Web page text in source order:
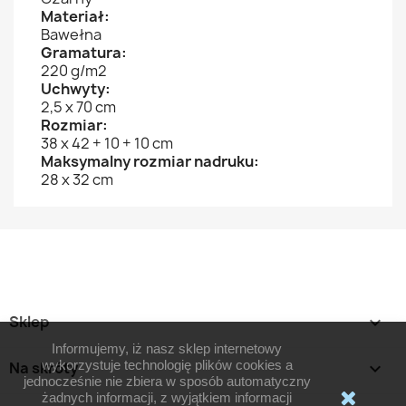
Materiał:
Bawełna
Gramatura:
220 g/m2
Uchwyty:
2,5 x 70 cm
Rozmiar:
38 x 42 + 10 + 10 cm
Maksymalny rozmiar nadruku:
28 x 32 cm
Sklep 
Na skróty 
Informujemy, iż nasz sklep internetowy
wykorzystuje technologię plików cookies a
jednocześnie nie zbiera w sposób automatyczny
żadnych informacji, z wyjątkiem informacji